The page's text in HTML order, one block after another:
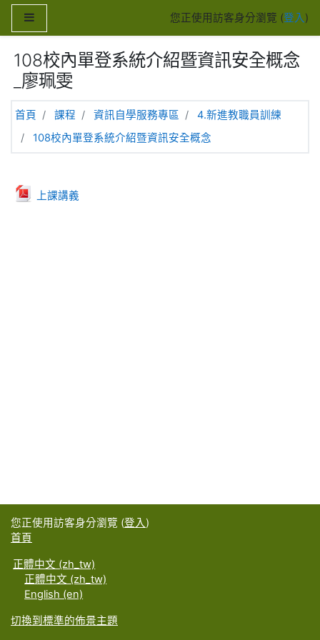
跳至主內容
您正使用訪客身分瀏覽 (登入)
108校內單登系統介紹暨資訊安全概念
_廖珮雯
首頁 課程 資訊自學服務專區
4.新進教職員訓練
108校內單登系統介紹暨資訊安全概念
主題大綱
一般 上課講義
檔案
您正使用訪客身分瀏覽 (登入)
首頁
正體中文 ‎(zh_tw)‎
正體中文 ‎(zh_tw)‎
English ‎(en)‎
切換到標準的佈景主題